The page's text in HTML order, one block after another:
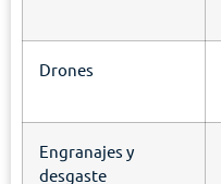
Drones
Engranajes y
desgaste